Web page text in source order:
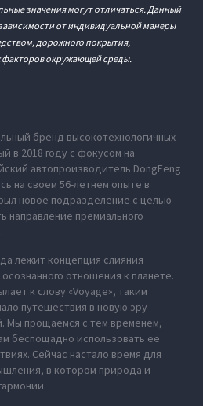
значения могут отличаться. Данный
от индивидуальной манеры
дорожного покрытия,
факторов окружающей среды.
бренд высокотехнологичных
в 2018 году с фокусом на
автопроизводитель DongFeng
на своем 56-летнем опыте в
новое подразделение с целью
направление премиального
лежит концепция слияния
отношения к планете.
к слову «Voyage», таким
путешествия в новую эру
Мы прощаемся с тем временем,
беспощадно использовать ее
Сейчас настало время для
в котором природа и